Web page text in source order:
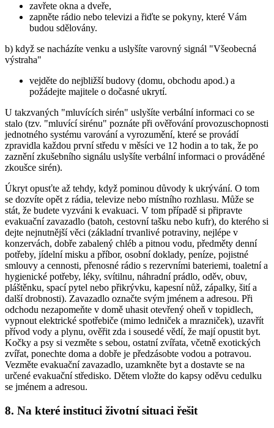
zavřete okna a dveře,
zapněte rádio nebo televizi a řiďte se pokyny, které Vám
budou sdělovány.
b) když se nacházíte venku a uslyšíte varovný signál "Všeobecná
výstraha"
vejděte do nejbližší budovy (domu, obchodu apod.) a
požádejte majitele o dočasné ukrytí.
U takzvaných "mluvících sirén" uslyšíte verbální informaci co se
stalo (tzv. "mluvící sirénu" poznáte při ověřování provozuschopnosti
jednotného systému varování a vyrozumění, které se provádí
zpravidla každou první středu v měsíci ve 12 hodin a to tak, že po
zaznění zkušebního signálu uslyšíte verbální informaci o prováděné
zkoušce sirén).
Úkryt opusťte až tehdy, když pominou důvody k ukrývání. O tom
se dozvíte opět z rádia, televize nebo místního rozhlasu. Může se
stát, že budete vyzváni k evakuaci. V tom případě si připravte
evakuační zavazadlo (batoh, cestovní tašku nebo kufr), do kterého si
dejte nejnutnější věci (základní trvanlivé potraviny, nejlépe v
konzervách, dobře zabalený chléb a pitnou vodu, předměty denní
potřeby, jídelní misku a příbor, osobní doklady, peníze, pojistné
smlouvy a cennosti, přenosné rádio s rezervními bateriemi, toaletní a
hygienické potřeby, léky, svítilnu, náhradní prádlo, oděv, obuv,
pláštěnku, spací pytel nebo přikrývku, kapesní nůž, zápalky, šití a
další drobnosti). Zavazadlo označte svým jménem a adresou. Při
odchodu nezapomeňte v domě uhasit otevřený oheň v topidlech,
vypnout elektrické spotřebiče (mimo ledniček a mrazniček), uzavřít
přívod vody a plynu, ověřit zda i sousedé vědí, že mají opustit byt.
Kočky a psy si vezměte s sebou, ostatní zvířata, včetně exotických
zvířat, ponechte doma a dobře je předzásobte vodou a potravou.
Vezměte evakuační zavazadlo, uzamkněte byt a dostavte se na
určené evakuační středisko. Dětem vložte do kapsy oděvu cedulku
se jménem a adresou.
8. Na které instituci životní situaci řešit